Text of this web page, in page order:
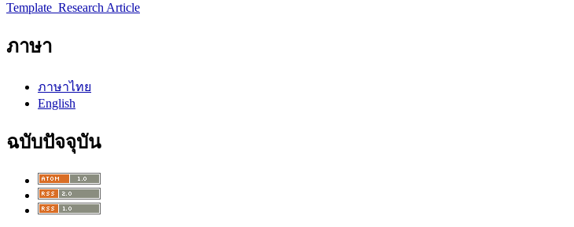
Template_Research Article
ภาษา
ภาษาไทย
English
ฉบับปัจจุบัน